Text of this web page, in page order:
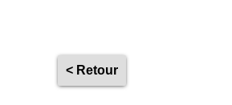
< Retour